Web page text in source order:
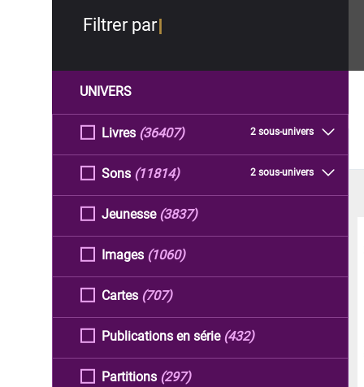
Filtrer par
UNIVERS
Livres 2 sous-univers
(36407)
Sons 2 sous-univers
(11814)
Jeunesse (3837)
Images (1060)
Cartes (707)
Publications en série (432)
Partitions (297)